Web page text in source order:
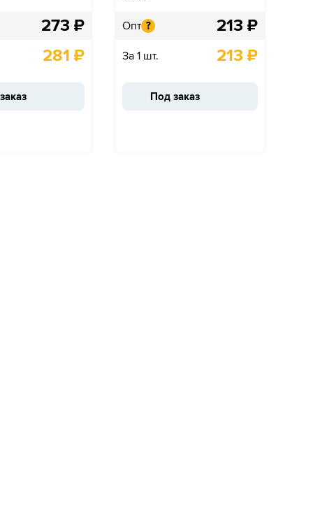
273 ₽
281 ₽
Опт ? 213 ₽
За 1 шт. 213 ₽
Под заказ